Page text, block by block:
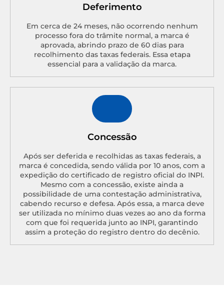
Deferimento
Em cerca de 24 meses, não ocorrendo nenhum
processo fora do trâmite normal, a marca é
aprovada, abrindo prazo de 60 dias para
recolhimento das taxas federais. Essa etapa
essencial para a validação da marca.
Concessão
Após ser deferida e recolhidas as taxas federais, a
marca é concedida, sendo válida por 10 anos, com a
expedição do certificado de registro oficial do INPI.
Mesmo com a concessão, existe ainda a
possibilidade de uma contestação administrativa,
cabendo recurso e defesa. Após essa, a marca deve
ser utilizada no mínimo duas vezes ao ano da forma
com que foi requerida junto ao INPI, garantindo
assim a proteção do registro dentro do decênio.